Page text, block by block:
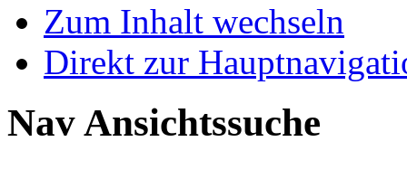
Zum Inhalt wechseln
Direkt zur
Nav Ansichtssuche